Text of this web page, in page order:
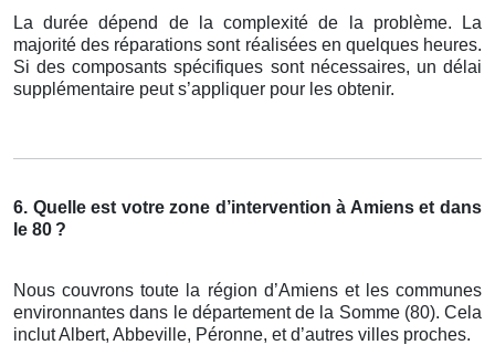
La durée dépend de la complexité de la problème. La
majorité des réparations sont réalisées en quelques heures.
Si des composants spécifiques sont nécessaires, un délai
supplémentaire peut s’appliquer pour les obtenir.
6. Quelle est votre zone d’intervention à Amiens et dans
le 80 ?
Nous couvrons toute la région d’Amiens et les communes
environnantes dans le département de la Somme (80). Cela
inclut Albert, Abbeville, Péronne, et d’autres villes proches.